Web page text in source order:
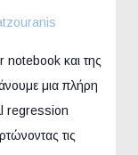
notebook και της
μια πλήρη
regression
τις